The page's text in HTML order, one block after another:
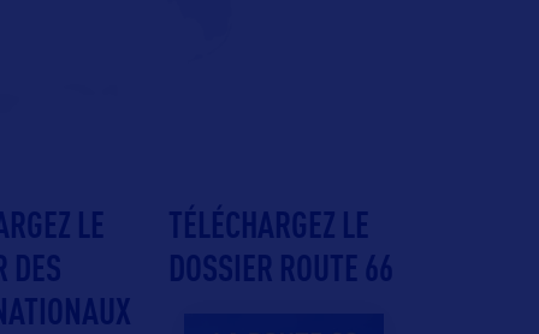
LE
DES
TÉLÉCHARGEZ LE
DOSSIER ROUTE 66